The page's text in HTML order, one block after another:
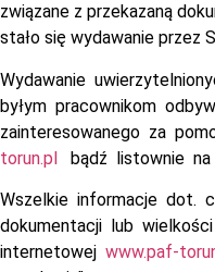
związane z przekazaną
stało się wydawanie przez
Wydawanie
byłym pracownikom
zainteresowanego za
torun.pl bądź listownie na
Wszelkie informacje dot.
dokumentacji lub wielkości
internetowej www.paf-